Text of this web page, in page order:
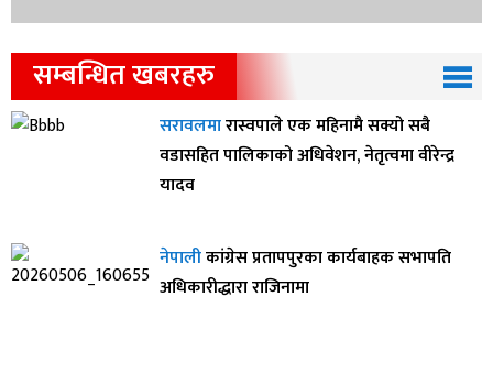
सम्बन्धित खबरहरु
सरावलमारास्वपाले एक महिनामै सक्यो सबै
वडासहित पालिकाको अधिवेशन, नेतृत्वमा वीरेन्द्र
यादव
नेपालीकांग्रेस प्रतापपुरका कार्यबाहक सभापति
अधिकारीद्धारा राजिनामा